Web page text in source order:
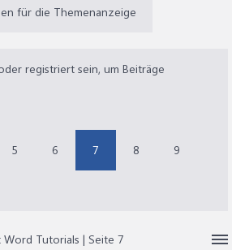
für die Themenanzeige
registriert sein, um Beiträge
5 6 7 8 9
Tutorials | Seite 7